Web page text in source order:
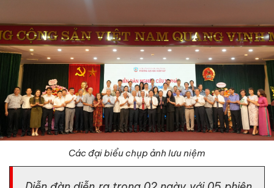
Các đại biểu chụp ảnh lưu niệm